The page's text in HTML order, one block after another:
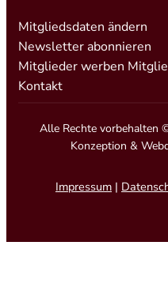
Mitgliedsdaten ändern
Newsletter abonnieren
Mitglieder werben
Kontakt
Alle Rechte vorbehalten
Konzeption &
Impressum |